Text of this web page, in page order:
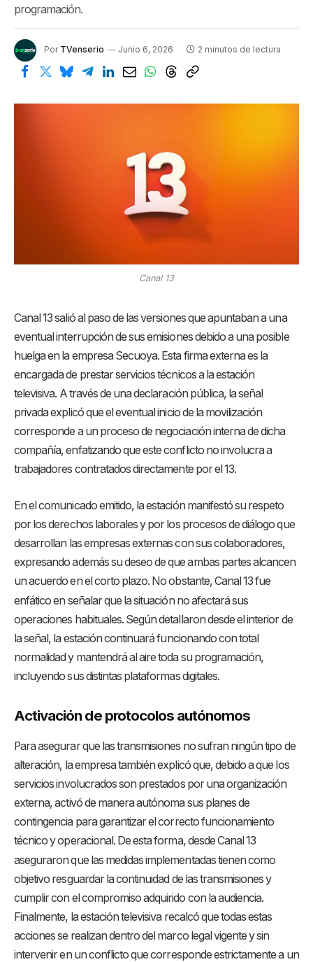
programación.
Por TVenserio Junio 6, 2026 2 minutos de lectura
Canal 13
Canal 13 salió al paso de las versiones que apuntaban a una
eventual interrupción de sus emisiones debido a una posible
huelga en la empresa Secuoya. Esta firma externa es la
encargada de prestar servicios técnicos a la estación
televisiva. A través de una declaración pública, la señal
privada explicó que el eventual inicio de la movilización
corresponde a un proceso de negociación interna de dicha
compañía, enfatizando que este conflicto no involucra a
trabajadores contratados directamente por el 13.
En el comunicado emitido, la estación manifestó su respeto
por los derechos laborales y por los procesos de diálogo que
desarrollan las empresas externas con sus colaboradores,
expresando además su deseo de que ambas partes alcancen
un acuerdo en el corto plazo. No obstante, Canal 13 fue
enfático en señalar que la situación no afectará sus
operaciones habituales. Según detallaron desde el interior de
la señal, la estación continuará funcionando con total
normalidad y mantendrá al aire toda su programación,
incluyendo sus distintas plataformas digitales.
Activación de protocolos autónomos
Para asegurar que las transmisiones no sufran ningún tipo de
alteración, la empresa también explicó que, debido a que los
servicios involucrados son prestados por una organización
externa, activó de manera autónoma sus planes de
contingencia para garantizar el correcto funcionamiento
técnico y operacional . De esta forma, desde Canal 13
aseguraron que las medidas implementadas tienen como
objetivo resguardar la continuidad de las transmisiones y
cumplir con el compromiso adquirido con la audiencia.
Finalmente, la estación televisiva recalcó que todas estas
acciones se realizan dentro del marco legal vigente y sin
intervenir en un conflicto que corresponde estrictamente a un